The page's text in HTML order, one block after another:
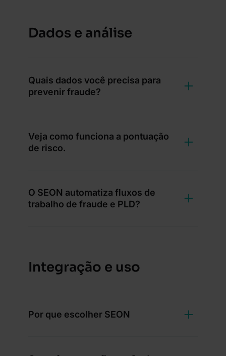
Dados e análise
Quais dados você precisa para
prevenir fraude?
Veja como funciona a pontuação
de risco.
O SEON automatiza fluxos de
trabalho de fraude e PLD?
Integração e uso
Por que escolher SEON